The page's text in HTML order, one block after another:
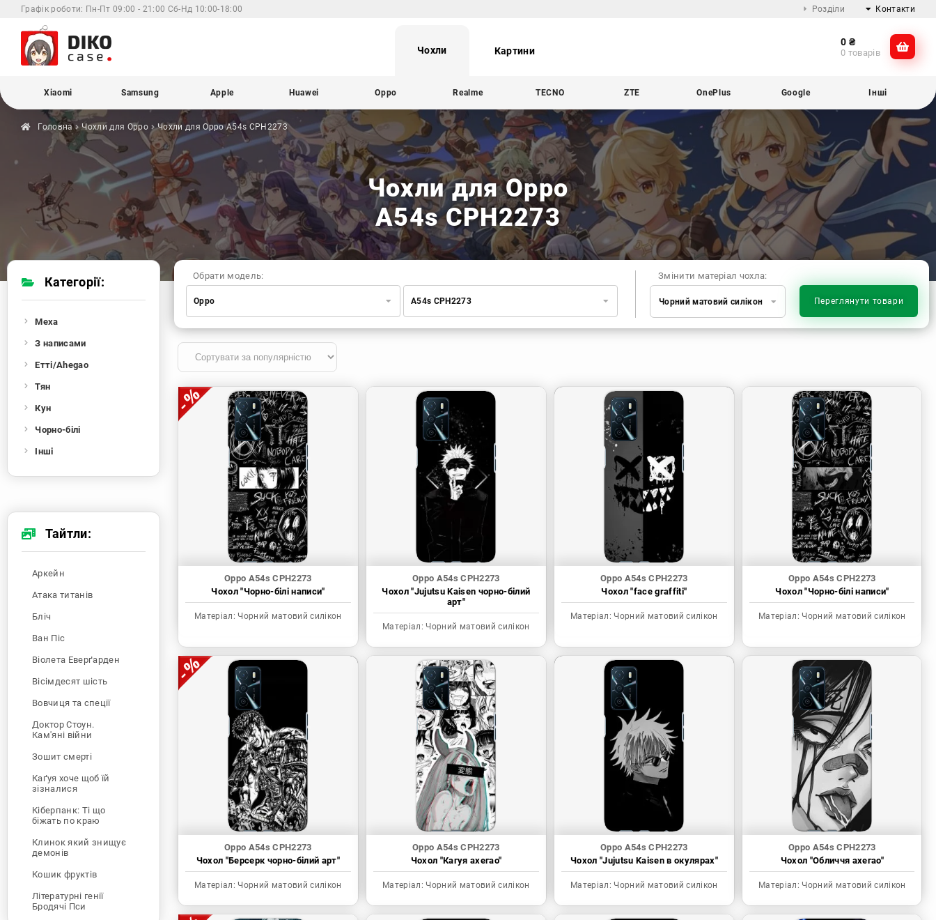
Графік роботи: Пн-Пт 09:00 - 21:00 Сб-Нд 10:00-18:00 Розділи Контакти
@dikocase
Чохли Картини
0 ₴
0 товарів
Xiaomi Samsung Apple Huawei Oppo Realme TECNO ZTE OnePlus Google Інші
Головна Чохли для Oppo Чохли для OppoA54s CPH2273
Чохли для Oppo
A54s CPH2273
Змінити матеріал чохла:
Чорний матовий силікон Переглянути товари
Обрати модель:
Oppo
Samsung
Huawei
Realme
TECNO
OnePlus
Google
Infinix
Sony
Motorola
A54s CPH2273
Oppo A54s CPH2273
Чохол "Чорно-білі написи"
Матеріал: Чорний матовий силікон
Oppo A54s CPH2273
Чохол "Jujutsu Kaisen чорно-білий
арт"
Матеріал: Чорний матовий силікон
Oppo A54s CPH2273
Чохол "face graffiti"
Матеріал: Чорний матовий силікон
Oppo A54s CPH2273
Чохол "Чорно-білі написи"
Матеріал: Чорний матовий силікон
Oppo A54s CPH2273
Чохол "Берсерк чорно-білий арт"
Матеріал: Чорний матовий силікон
Oppo A54s CPH2273
Чохол "Кагуя ахегао"
Матеріал: Чорний матовий силікон
Oppo A54s CPH2273
Чохол "Jujutsu Kaisen в окулярах"
Матеріал: Чорний матовий силікон
Oppo A54s CPH2273
Чохол "Обличчя ахегао"
Матеріал: Чорний матовий силікон
Категорії:
Меха
З написами
Етті/Ahegao
Тян
Кун
Чорно-білі
Інші
Тайтли:
Аркейн
Атака титанів
Бліч
Ван Піс
Віолета Еверґарден
Вісімдесят шість
Вовчиця та спеції
Доктор Стоун.
Кам'яні війни
Зошит смерті
Каґуя хоче щоб їй
зізналися
Кіберпанк: Ті що
біжать по краю
Клинок який знищує
демонів
Кошик фруктів
Літературні генії
Бродячі Пси